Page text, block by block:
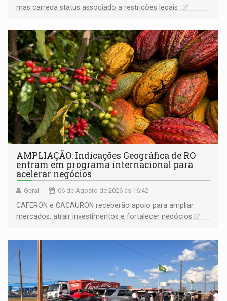
mas carrega status associado a restrições legais
AMPLIAÇÃO: Indicações Geográfica de RO
entram em programa internacional para
acelerar negócios
Geral 06 de Agosto de 2026 às 16:42
CAFERON e CACAURON receberão apoio para ampliar
mercados, atrair investimentos e fortalecer negócios